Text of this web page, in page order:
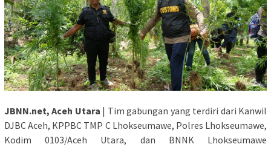
JBNN.net, Aceh Utara | Tim gabungan yang terdiri dari Kanwil
DJBC Aceh, KPPBC TMP C Lhokseumawe, Polres Lhokseumawe,
Kodim 0103/Aceh Utara, dan BNNK Lhokseumawe